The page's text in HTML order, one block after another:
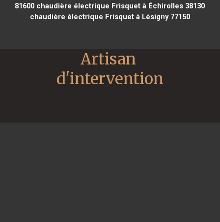
81600 chaudière électrique Frisquet à Échirolles 38130
chaudière électrique Frisquet à Lésigny 77150
Artisan
d'intervention